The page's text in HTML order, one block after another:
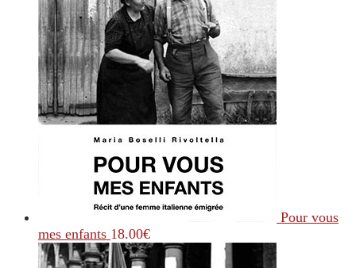
Pour vous
mes enfants 18.00€